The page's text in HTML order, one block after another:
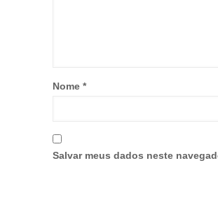
Nome *
Salvar meus dados neste